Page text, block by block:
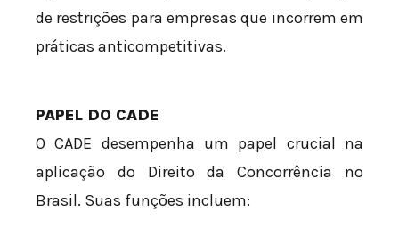
de restrições para empresas que incorrem em
práticas anticompetitivas.
PAPEL DO CADE
O CADE desempenha um papel crucial na
aplicação do Direito da Concorrência no
Brasil. Suas funções incluem: